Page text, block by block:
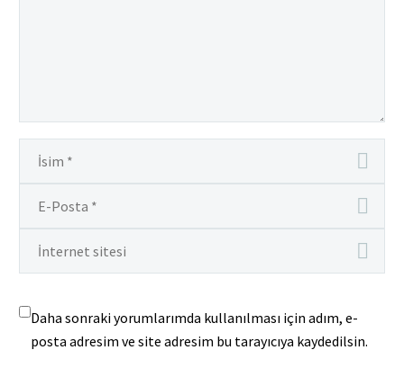
Daha sonraki yorumlarımda kullanılması için adım, e-
posta adresim ve site adresim bu tarayıcıya kaydedilsin.